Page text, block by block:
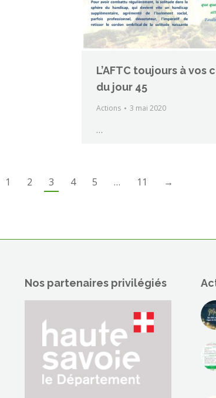
L’AFTC toujours à vos
du jour 45
Actions 3 mai 2020
…
1 2 3 4 5 … 11 →
Nos partenaires privilégiés